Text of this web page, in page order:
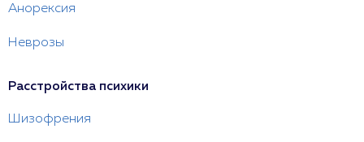
Анорексия
Неврозы
Расстройства психики
Шизофрения